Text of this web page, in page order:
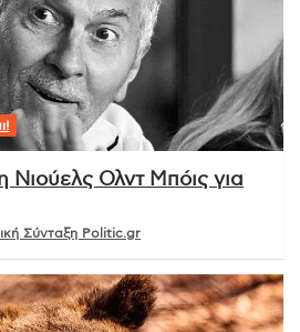
Νιούελς Ολντ Μπόις για
Σύνταξη Politic.gr